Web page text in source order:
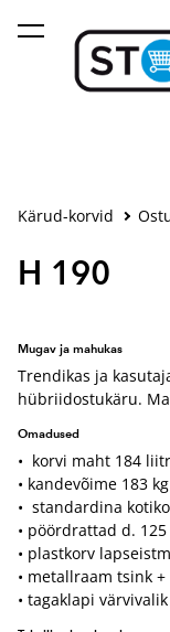
lisati ostukorvi.
Kärud-korvid
H 190
Mugav ja mahukas
Trendikas ja
hübriidostukäru.
Omadused
• korvi maht 184
• kandevõime 183 kg
• standardina
• pöördrattad d.
• plastkorv
• metallraam tsink +
• tagaklapi värvivalik